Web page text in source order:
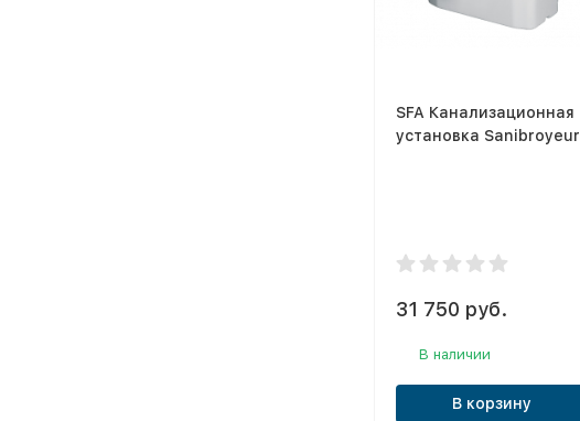
SFA Канализационная
установка Sanibroyeur
31 750 руб.
В наличии
В корзину